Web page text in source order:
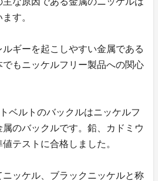
す。
ギーを起こしやすい金属である
もニッケルフリー製品への関心
ベルトのバックルはニッケルフ
のバックルです。鉛、カドミウ
テストに合格しました。
ッケル、ブラックニッケルと称